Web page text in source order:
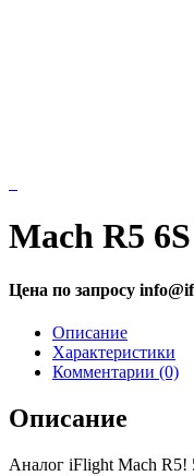
Mach R5
Цена по запросу
Описание
Характеристики
Комментарии (0)
Описание
Аналог iFlight Mach R5!